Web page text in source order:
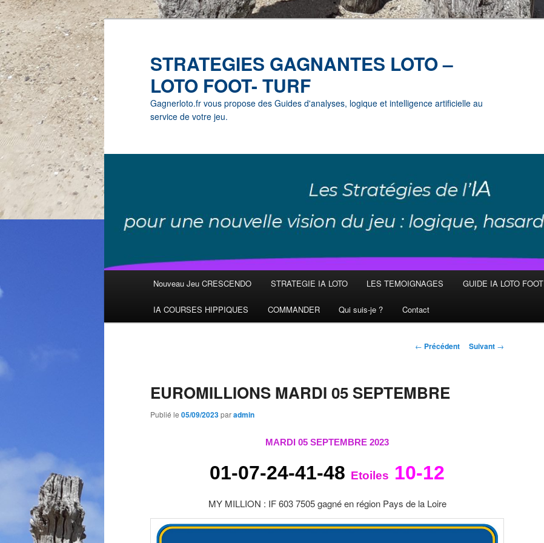
STRATEGIES GAGNANTES LOTO –
LOTO FOOT- TURF
Gagnerloto.fr vous propose des Guides d'analyses, logique et intelligence artificielle au
service de votre jeu.
Aller
au
Nouveau Jeu CRESCENDO STRATEGIE IA LOTO LES TEMOIGNAGES GUIDE IA LOTO FOOT
IA COURSES HIPPIQUES COMMANDER Qui suis-je ? Contact
Navigation
← Précédent Suivant →
EUROMILLIONS MARDI 05 SEPTEMBRE
Publié le 05/09/2023paradmin
MARDI 05 SEPTEMBRE 2023
01-07-24-41-48 Etoiles 10-12
MY MILLION : IF 603 7505 gagné en région Pays de la Loire